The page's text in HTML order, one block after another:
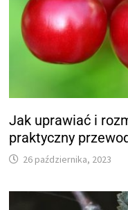
Jak uprawiać i
praktyczny
26 października, 2023